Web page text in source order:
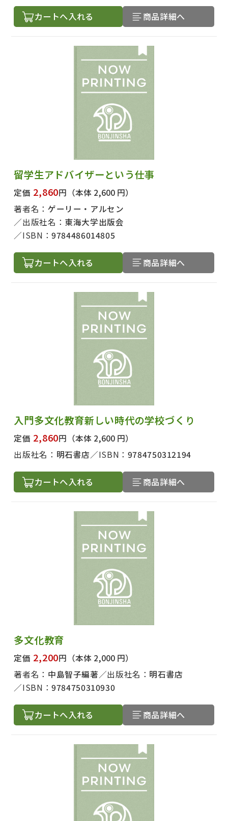
出版社名で絞り込む
著者名で絞り込む
絞り込む
カートへ入れる 商品詳細へ
留学生アドバイザーという仕事
定価 2,860円 （本体 2,600 円）
著者名： ゲーリー・アルセン
出版社名： 東海大学出版会
ISBN：9784486014805
カートへ入れる 商品詳細へ
入門多文化教育新しい時代の学校づくり
定価 2,860円 （本体 2,600 円）
出版社名： 明石書店 ISBN： 9784750312194
カートへ入れる 商品詳細へ
多文化教育
定価 2,200円 （本体 2,000 円）
著者名： 中島智子編著 出版社名： 明石書店
ISBN：9784750310930
カートへ入れる 商品詳細へ